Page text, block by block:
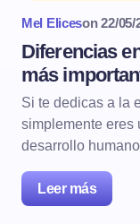
Mel Eliceson 22/05/
Diferencias
más
Si te dedicas a la
simplemente eres
desarrollo
Leer más